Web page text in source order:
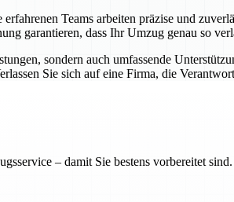
Teams arbeiten präzise und
garantieren, dass Ihr Umzug genau so
sondern auch umfassende
Sie sich auf eine Firma, die
– damit Sie bestens vorbereitet sind.